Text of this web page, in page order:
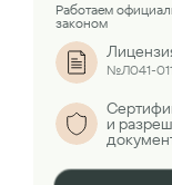
Работаем
законом
№Л041-
и